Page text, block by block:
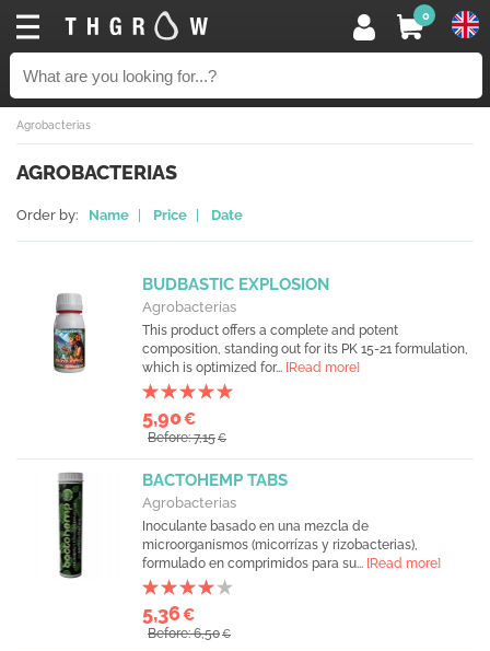
0
Agrobacterias
AGROBACTERIAS
Order by: Name Price Date
BUDBASTIC EXPLOSION
Agrobacterias
This product offers a complete and potent
composition, standing out for its PK 15-21 formulation,
which is optimized for... [Read more]
5,90€
Before: 7,15€
BACTOHEMP TABS
Agrobacterias
Inoculante basado en una mezcla de
microorganismos (micorrízas y rizobacterias),
formulado en comprimidos para su... [Read more]
5,36€
Before: 6,50€